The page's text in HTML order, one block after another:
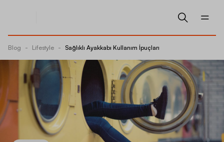
Blog - Lifestyle - Sağlıklı Ayakkabı Kullanım İpuçları